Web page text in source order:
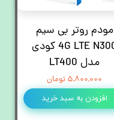
مودم روتر بی سیم
4G LTE N300 کودی
مدل LT400
۵,۸۰۰,۰۰۰ تومان
افزودن به سبد خرید